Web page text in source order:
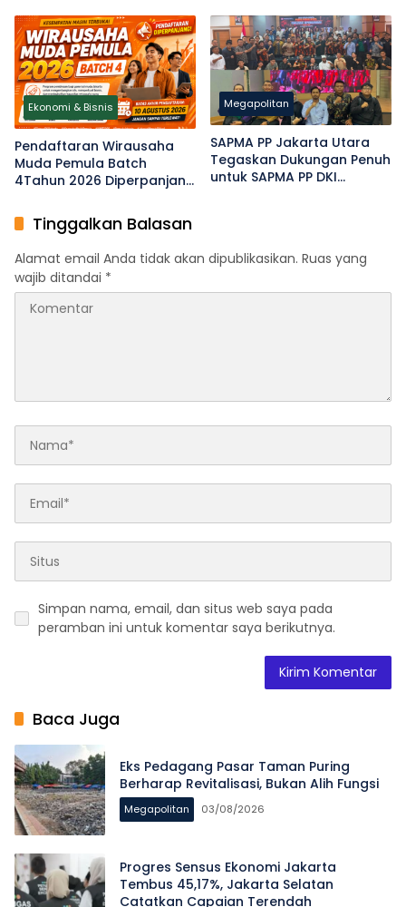
Jabodetabek
APK Pascapemilu
Ekonomi & Bisnis
Pendaftaran Wirausaha
Muda Pemula Batch
4Tahun 2026 Diperpanjang
Megapolitan
SAPMA PP Jakarta Utara
Tegaskan Dukungan Penuh
untuk SAPMA PP DKI
Tinggalkan Balasan
Alamat email Anda tidak akan dipublikasikan. Ruas yang
wajib ditandai *
Simpan nama, email, dan situs web saya pada
peramban ini untuk komentar saya berikutnya.
Baca Juga
Eks Pedagang Pasar Taman Puring
Berharap Revitalisasi, Bukan Alih Fungsi
Megapolitan 03/08/2026
Progres Sensus Ekonomi Jakarta
Tembus 45,17%, Jakarta Selatan
Catatkan Capaian Terendah